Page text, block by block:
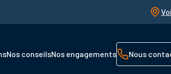
Nos conseilsNos engagements Nous